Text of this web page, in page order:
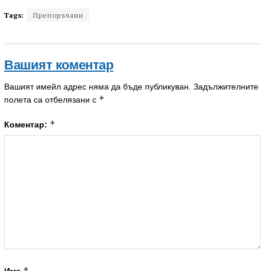
Tags: Препоръчани
Вашият коментар
Вашият имейл адрес няма да бъде публикуван. Задължителните
полета са отбелязани с *
Коментар: *